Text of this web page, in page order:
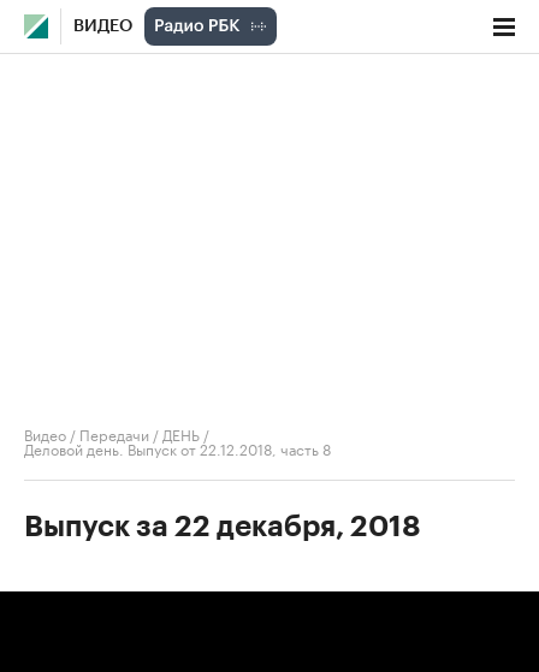
ВИДЕО
Видео / Передачи / ДЕНЬ /
Деловой день. Выпуск от 22.12.2018, часть 8
Выпуск за 22 декабря, 2018